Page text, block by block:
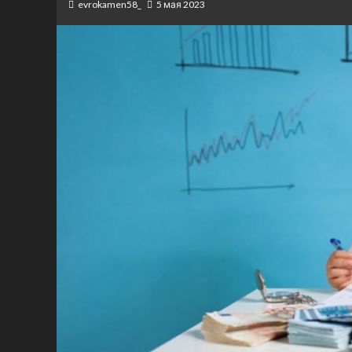
evrokamen58_ 5 мая 2023